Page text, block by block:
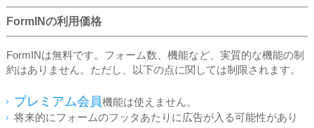
FormINの利用価格
FormINは無料です。フォーム数、機能など、実質的な機能の制
約はありません。ただし、以下の点に関しては制限されます。
プレミアム会員機能は使えません。
将来的にフォームのフッタあたりに広告が入る可能性があり